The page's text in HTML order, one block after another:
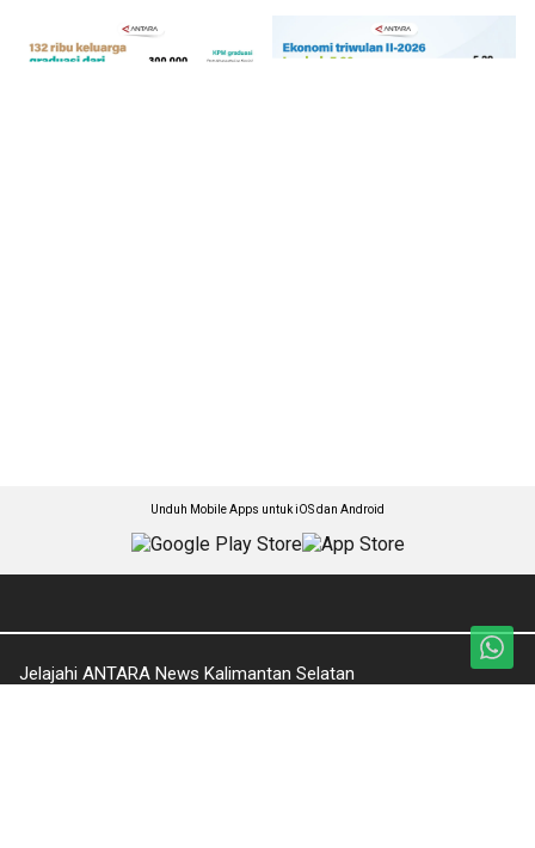
Unduh Mobile Apps untuk iOS dan Android
Jelajahi ANTARA News Kalimantan Selatan